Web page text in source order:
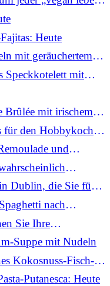
Heute
mit geräuchertem
Speck
Speckkotelett mit
und
Brûlée mit irischem
für den Hobbykoch-
und
in einer
Dublin, die Sie für
können nach
Sie Ihre
Suppe mit Nudeln
Kokosnuss-Fisch-
Putanesca: Heute